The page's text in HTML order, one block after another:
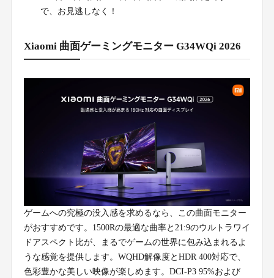
で、お見逃しなく！
Xiaomi 曲面ゲーミングモニター G34WQi 2026
ゲームへの究極の没入感を求めるなら、この曲面モニター
がおすすめです。1500Rの最適な曲率と21:9のウルトラワイ
ドアスペクト比が、まるでゲームの世界に包み込まれるよ
うな感覚を提供します。WQHD解像度とHDR 400対応で、
色彩豊かな美しい映像が楽しめます。DCI-P3 95%および